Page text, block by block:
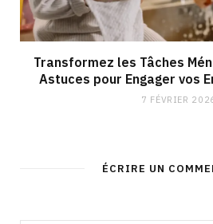
Transformez les Tâches
Astuces pour Engager vos
7 FÉVRIER
ÉCRIRE UN